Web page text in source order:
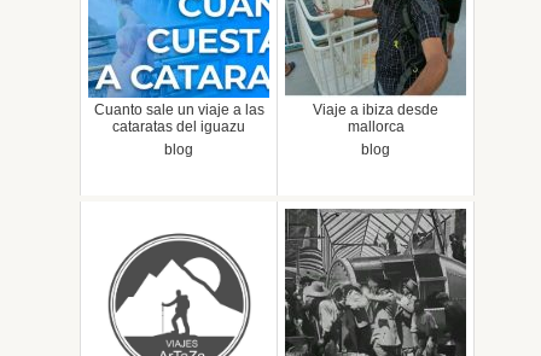
Cuanto sale un viaje a las
cataratas del iguazu
blog
Viaje a ibiza desde
mallorca
blog